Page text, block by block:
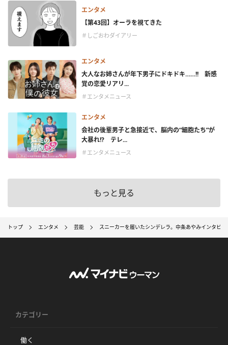
エンタメ
【第43回】オーラを視てきた
＃しごおわダイアリー
エンタメ
大人なお姉さんが年下男子にドキドキ……!! 新感
覚の恋愛リアリ...
＃エンタメニュース
エンタメ
会社の後輩男子と急接近で、脳内の“細胞たち”が
大暴れ!? テレ...
＃エンタメニュース
もっと見る
トップ エンタメ 芸能 スニーカーを履いたシンデレラ。中条あやみインタビュ
カテゴリー
働く